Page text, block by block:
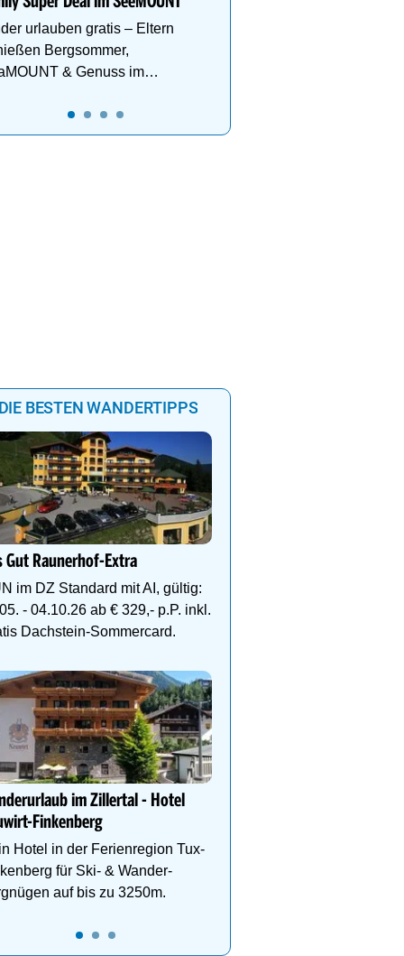
urlauben gratis – Eltern
Bergsommer,
& Genuss im
DIE BESTEN WANDERTIPPS
Gut Raunerhof-Extra
im DZ Standard mit AI, gültig:
- 04.10.26 ab € 329,- p.P. inkl.
Dachstein-Sommercard.
im Zillertal - Hotel
Finkenberg
Hotel in der Ferienregion Tux-
für Ski- & Wander-
auf bis zu 3250m.